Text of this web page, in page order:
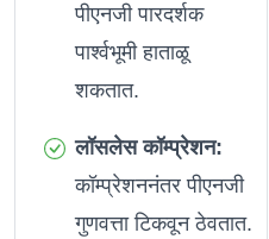
पीएनजी पारदर्शक
पार्श्वभूमी हाताळू
शकतात.
लॉसलेस कॉम्प्रेशन:
कॉम्प्रेशननंतर पीएनजी
गुणवत्ता टिकवून ठेवतात.